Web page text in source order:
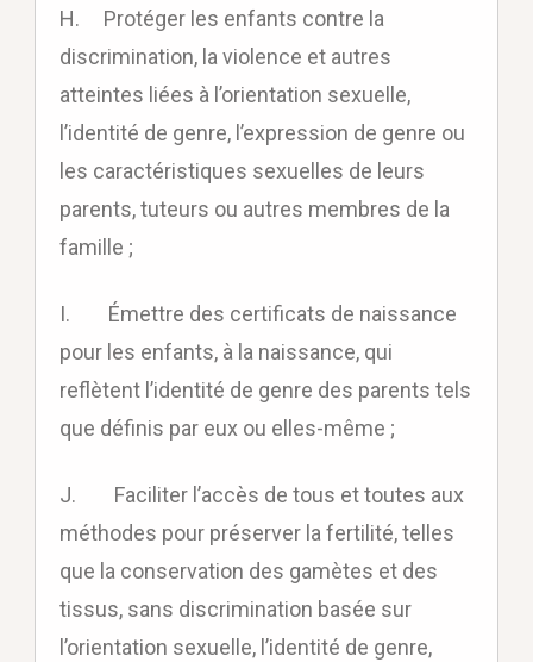
H. Protéger les enfants contre la
discrimination, la violence et autres
atteintes liées à l’orientation sexuelle,
l’identité de genre, l’expression de genre ou
les caractéristiques sexuelles de leurs
parents, tuteurs ou autres membres de la
famille ;
I. Émettre des certificats de naissance
pour les enfants, à la naissance, qui
reflètent l’identité de genre des parents tels
que définis par eux ou elles-même ;
J. Faciliter l’accès de tous et toutes aux
méthodes pour préserver la fertilité, telles
que la conservation des gamètes et des
tissus, sans discrimination basée sur
l’orientation sexuelle, l’identité de genre,